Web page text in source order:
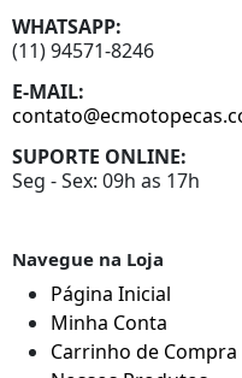
WHATSAPP:
(11) 94571-8246
E-MAIL:
SUPORTE ONLINE:
Seg - Sex: 09h as 17h
Navegue na Loja
Página Inicial
Minha Conta
Carrinho de Compra